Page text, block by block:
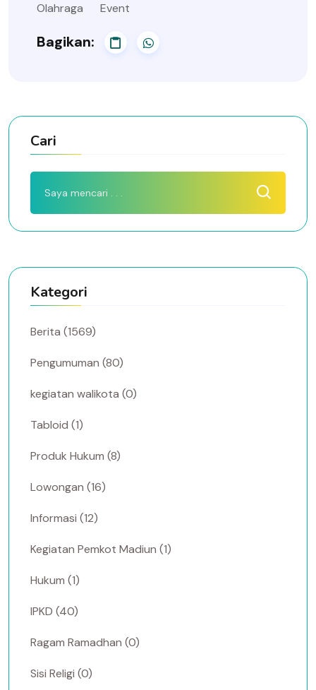
Olahraga Event
Bagikan:
Cari
Kategori
Berita (1569)
Pengumuman (80)
kegiatan walikota (0)
Tabloid (1)
Produk Hukum (8)
Lowongan (16)
Informasi (12)
Kegiatan Pemkot Madiun (1)
Hukum (1)
IPKD (40)
Ragam Ramadhan (0)
Sisi Religi (0)